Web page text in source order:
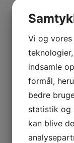
Vi og
indsamle
formål,
bedre
statistik og
kan blive